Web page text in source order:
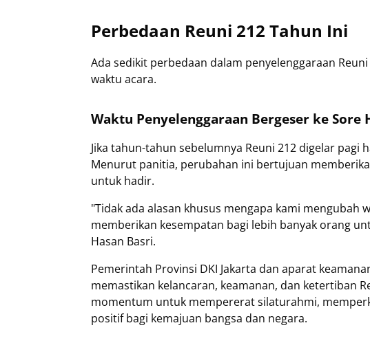
Perbedaan Reuni 212 Tahun Ini
Ada sedikit perbedaan dalam penyelenggaraan
waktu acara.
Waktu Penyelenggaraan Bergeser ke Sore
Jika tahun-tahun sebelumnya Reuni 212 digelar pagi
Menurut panitia, perubahan ini bertujuan
untuk hadir.
"Tidak ada alasan khusus mengapa kami mengubah
memberikan kesempatan bagi lebih banyak orang
Hasan Basri.
Pemerintah Provinsi DKI Jakarta dan aparat
memastikan kelancaran, keamanan, dan ketertiban
momentum untuk mempererat silaturahmi,
positif bagi kemajuan bangsa dan negara.